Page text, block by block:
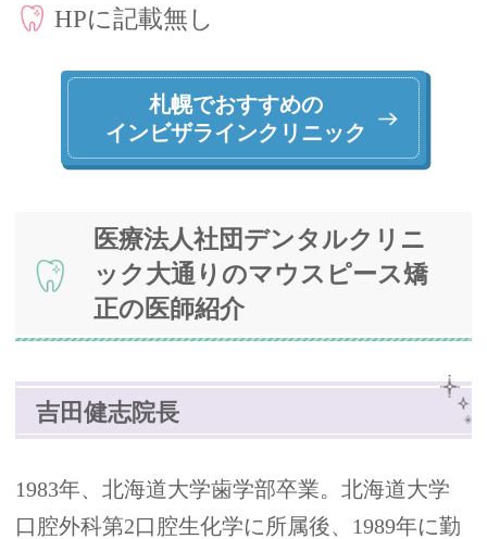
HPに記載無し
札幌でおすすめの
インビザラインクリニック
医療法人社団デンタルクリニ
ック大通りのマウスピース矯
正の医師紹介
吉田健志院長
1983年、北海道大学歯学部卒業。北海道大学
口腔外科第2口腔生化学に所属後、1989年に勤